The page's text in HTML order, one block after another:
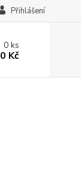
Přihlášení
0ks
0 Kč